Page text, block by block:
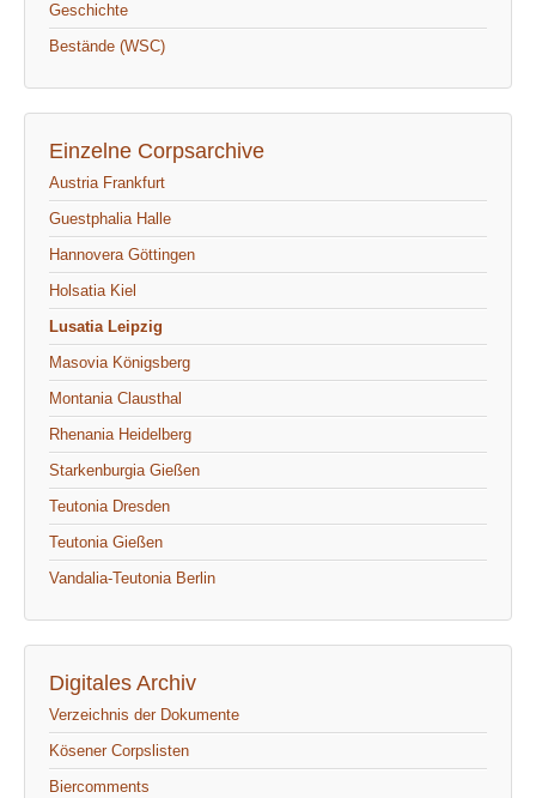
Geschichte
Bestände (WSC)
Einzelne Corpsarchive
Austria Frankfurt
Guestphalia Halle
Hannovera Göttingen
Holsatia Kiel
Lusatia Leipzig
Masovia Königsberg
Montania Clausthal
Rhenania Heidelberg
Starkenburgia Gießen
Teutonia Dresden
Teutonia Gießen
Vandalia-Teutonia Berlin
Digitales Archiv
Verzeichnis der Dokumente
Kösener Corpslisten
Biercomments